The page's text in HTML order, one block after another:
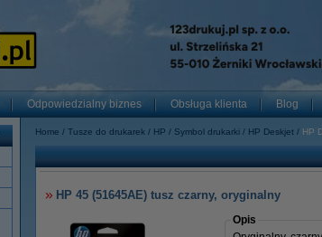
Odpowiedzialny biznes Obsługa klienta Blog
Home Tusze do drukarek HP Symbol drukarki HP Deskjet HP
HP 45 (51645AE) tusz czarny, oryginalny
Opis